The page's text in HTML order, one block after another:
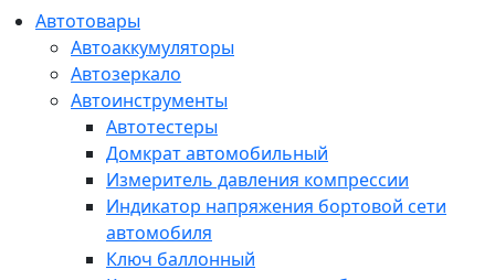
Автотовары
Автоаккумуляторы
Автозеркало
Автоинструменты
Автотестеры
Домкрат автомобильный
Измеритель давления компрессии
Индикатор напряжения бортовой сети
автомобиля
Ключ баллонный